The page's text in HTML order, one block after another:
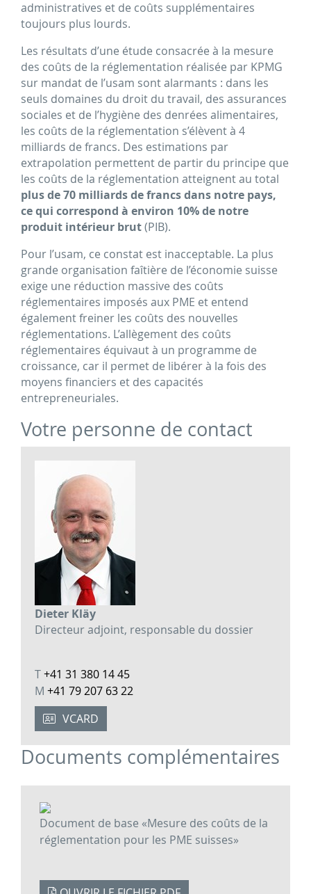
administratives et de coûts supplémentaires
toujours plus lourds.
Les résultats d’une étude consacrée à la mesure
des coûts de la réglementation réalisée par KPMG
sur mandat de l’usam sont alarmants : dans les
seuls domaines du droit du travail, des assurances
sociales et de l’hygiène des denrées alimentaires,
les coûts de la réglementation s’élèvent à 4
milliards de francs. Des estimations par
extrapolation permettent de partir du principe que
les coûts de la réglementation atteignent au total
plus de 70 milliards de francs dans notre pays,
ce qui correspond à environ 10% de notre
produit intérieur brut(PIB).
Pour l’usam, ce constat est inacceptable. La plus
grande organisation faîtière de l’économie suisse
exige une réduction massive des coûts
réglementaires imposés aux PME et entend
également freiner les coûts des nouvelles
réglementations. L’allègement des coûts
réglementaires équivaut à un programme de
croissance, car il permet de libérer à la fois des
moyens financiers et des capacités
entrepreneuriales.
Votre personne de contact
Dieter Kläy
Directeur adjoint, responsable du dossier
T+41 31 380 14 45
M +41 79 207 63 22
VCARD
Documents complémentaires
Document de base «Mesure des coûts de la
réglementation pour les PME suisses»